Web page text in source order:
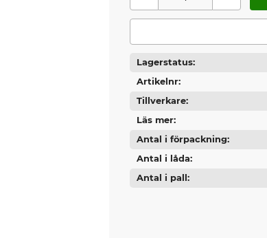
Lagerstatus
Artikelnr
Tillverkare
Läs mer
Antal i förpackning
Antal i låda
Antal i pall